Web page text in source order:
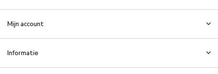
Mijn account
Informatie